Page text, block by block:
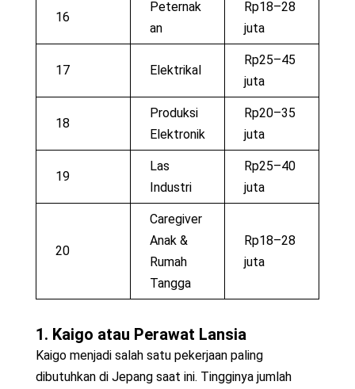
16
Peternak
an
Rp18–28
juta
17 Elektrikal
Rp25–45
juta
18
Produksi
Elektronik
Rp20–35
juta
19
Las
Industri
Rp25–40
juta
20
Caregiver
Anak &
Rumah
Tangga
Rp18–28
juta
1. Kaigo atau Perawat Lansia
Kaigo menjadi salah satu pekerjaan paling
dibutuhkan di Jepang saat ini. Tingginya jumlah